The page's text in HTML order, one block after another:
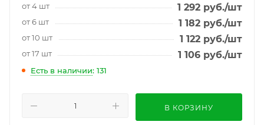
от 4 шт 1 292 руб./шт
от 6 шт 1 182 руб./шт
от 10 шт 1 122 руб./шт
от 17 шт 1 106 руб./шт
Есть в наличии: 131
В КОРЗИНУ